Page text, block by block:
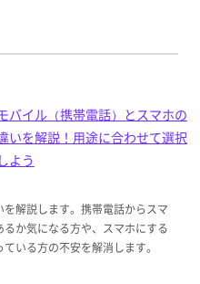
バイル（携帯電話）とスマホの
いを解説！用途に合わせて選択
しよう
解説します。携帯電話からスマ
か気になる方や、スマホにする
いる方の不安を解消します。